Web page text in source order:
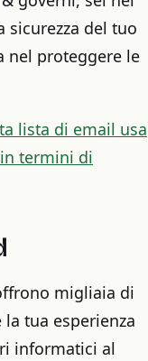
sicurezza del tuo
nel proteggere le
lista di email usa
termini di
migliaia di
tua esperienza
informatici al